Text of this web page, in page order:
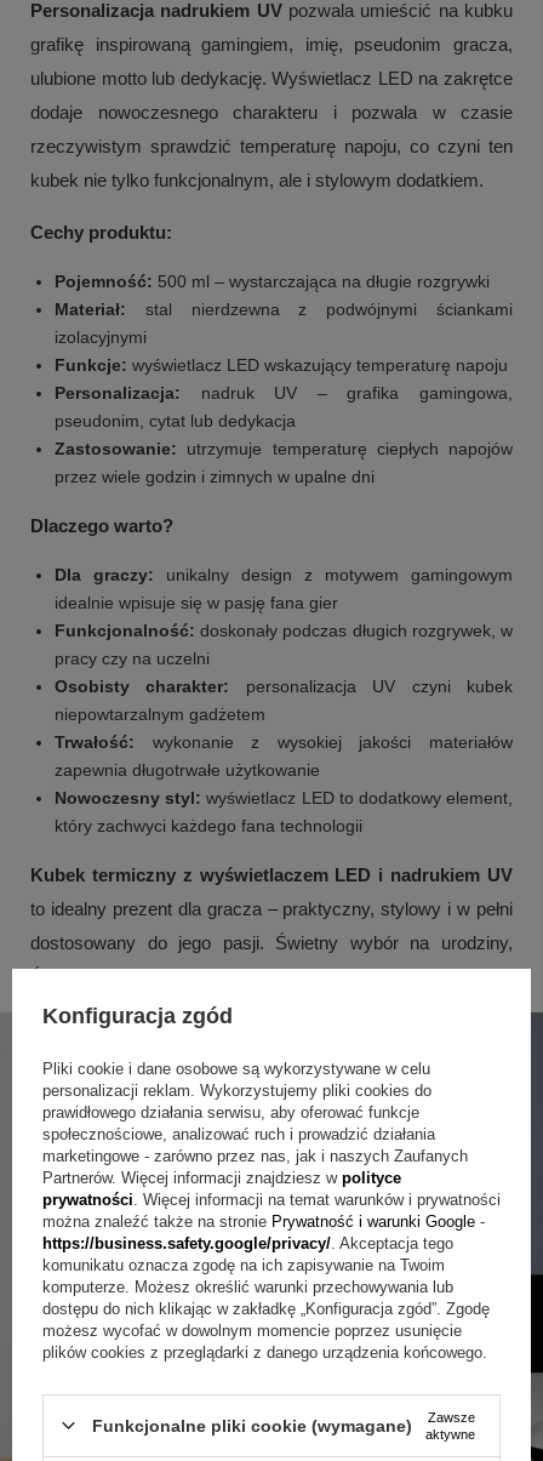
Personalizacja nadrukiem UVpozwala umieścić na kubku
grafikę inspirowaną gamingiem, imię, pseudonim gracza,
ulubione motto lub dedykację. Wyświetlacz LED na zakrętce
dodaje nowoczesnego charakteru i pozwala w czasie
rzeczywistym sprawdzić temperaturę napoju, co czyni ten
kubek nie tylko funkcjonalnym, ale i stylowym dodatkiem.
Cechy produktu:
Pojemność: 500 ml – wystarczająca na długie rozgrywki
Materiał: stal nierdzewna z podwójnymi ściankami
izolacyjnymi
Funkcje: wyświetlacz LED wskazujący temperaturę napoju
Personalizacja: nadruk UV – grafika gamingowa,
pseudonim, cytat lub dedykacja
Zastosowanie: utrzymuje temperaturę ciepłych napojów
przez wiele godzin i zimnych w upalne dni
Dlaczego warto?
Dla graczy: unikalny design z motywem gamingowym
idealnie wpisuje się w pasję fana gier
Funkcjonalność: doskonały podczas długich rozgrywek, w
pracy czy na uczelni
Osobisty charakter: personalizacja UV czyni kubek
niepowtarzalnym gadżetem
Trwałość: wykonanie z wysokiej jakości materiałów
zapewnia długotrwałe użytkowanie
Nowoczesny styl: wyświetlacz LED to dodatkowy element,
który zachwyci każdego fana technologii
Kubek termiczny z wyświetlaczem LED i nadrukiem UV
to idealny prezent dla gracza – praktyczny, stylowy i w pełni
dostosowany do jego pasji. Świetny wybór na urodziny,
Konfiguracja zgód
Pliki cookie i dane osobowe są wykorzystywane w celu
personalizacji reklam. Wykorzystujemy pliki cookies do
prawidłowego działania serwisu, aby oferować funkcje
społecznościowe, analizować ruch i prowadzić działania
marketingowe - zarówno przez nas, jak i naszych Zaufanych
Partnerów. Więcej informacji znajdziesz w polityce
prywatności . Więcej informacji na temat warunków i prywatności
można znaleźć także na stronie Prywatność i warunki Google -
https://business.safety.google/privacy/ . Akceptacja tego
komunikatu oznacza zgodę na ich zapisywanie na Twoim
komputerze. Możesz określić warunki przechowywania lub
dostępu do nich klikając w zakładkę „Konfiguracja zgód”. Zgodę
możesz wycofać w dowolnym momencie poprzez usunięcie
plików cookies z przeglądarki z danego urządzenia końcowego.
Funkcjonalne pliki cookie (wymagane)
Zawsze
aktywne